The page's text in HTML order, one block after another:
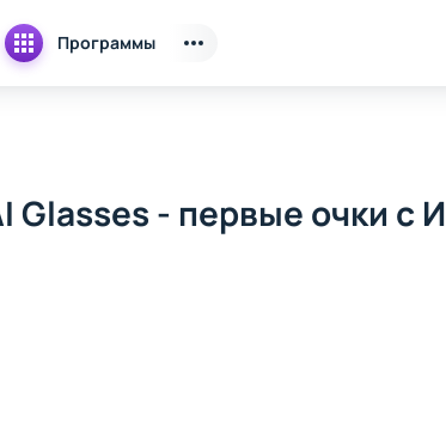
Программы
Glasses - первые очки с